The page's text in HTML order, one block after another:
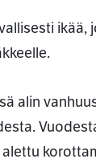
ikää,
alin